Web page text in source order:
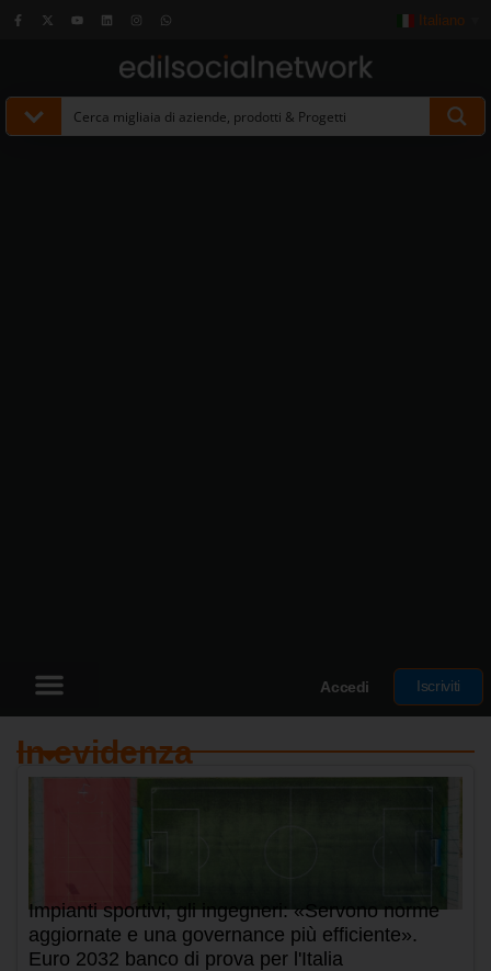
Italiano
Accedi Iscriviti
In evidenza
Impianti sportivi, gli ingegneri: «Servono norme
aggiornate e una governance più efficiente».
Euro 2032 banco di prova per l'Italia